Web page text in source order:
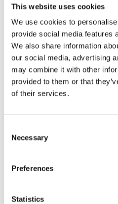
This website uses cookies
We use cookies to
provide social media features
We also share information
our social media, advertising
may combine it with other
provided to them or that
of their services.
Selection
Necessary
Preferences
Statistics